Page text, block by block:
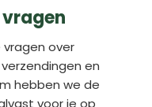
vragen over
en
hebben we de
voor je op